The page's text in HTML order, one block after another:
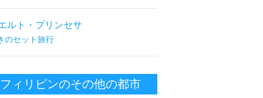
ルト・プリンセサ
のセット旅行
フィリピンのその他の都市